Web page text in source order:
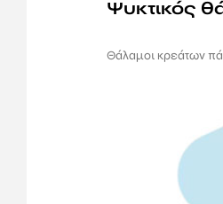
Ψυκτικός
Θάλαμοι κρεάτων